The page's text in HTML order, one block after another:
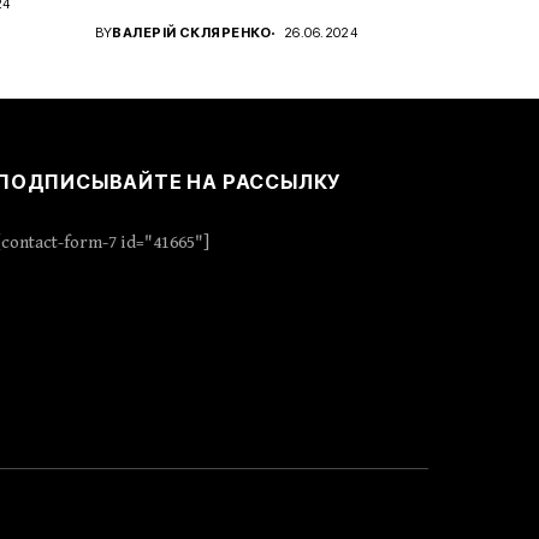
характера с новым...
BYВАЛЕРІЙ СКЛЯРЕНКО 26.06.2024
НА РАССЫЛКУ
[contact-form-7 id="41665"]